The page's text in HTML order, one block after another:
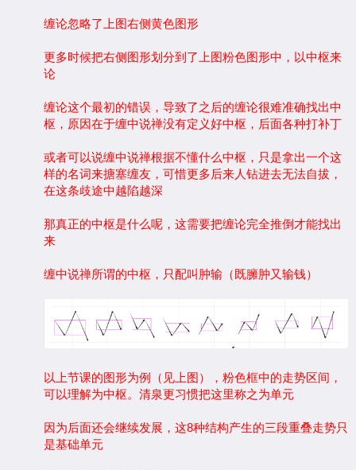
缠论忽略了上图右侧黄色图形
更多时候把右侧图形划分到了上图粉色图形中，以中枢来
论
缠论这个最初的错误，导致了之后的缠论很难准确找出中
枢，原因在于缠中说禅没有定义好中枢，后面各种打补丁
或者可以说缠中说禅根据不懂什么中枢，只是拿出一个这
样的名词来搪塞缠友，可惜更多后来人钻进去无法自拔，
在这条歧途中越陷越深
那真正的中枢是什么呢，这需要把缠论完全推倒才能找出
来
缠中说禅所谓的中枢，只配叫肿输（既臃肿又输钱）
以上节课的图形为例（见上图），粉色框中的走势区间，
可以理解为中枢。清泉更习惯把这里称之为单元
因为后面还会继续发展，这8种结构产生的三段重叠走势只
是基础单元